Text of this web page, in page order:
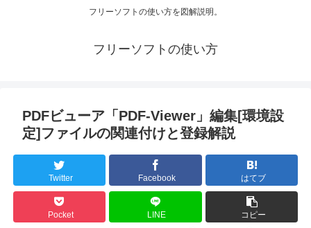
フリーソフトの使い方を図解説明。
フリーソフトの使い方
PDFビューア「PDF-Viewer」編集[環境設
定]ファイルの関連付けと登録解説
Twitter Facebook はてブ
Pocket LINE コピー